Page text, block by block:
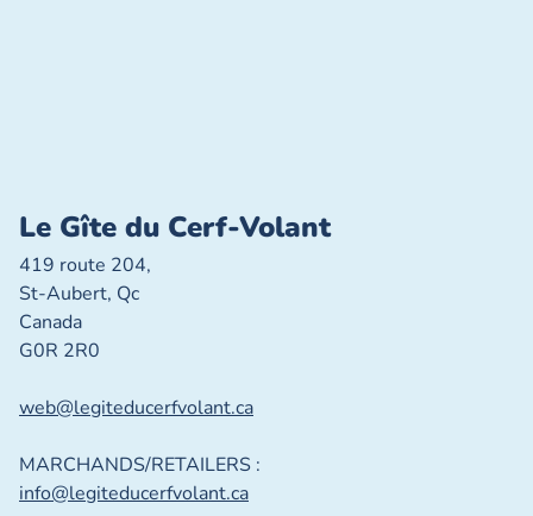
Le Gîte du Cerf-Volant
419 route 204,
St-Aubert, Qc
Canada
G0R 2R0
web@legiteducerfvolant.ca
MARCHANDS/RETAILERS :
info@legiteducerfvolant.ca